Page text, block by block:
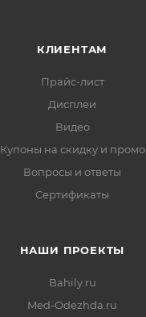
КЛИЕНТАМ
Прайс-лист
Дисплеи
Видео
Купоны на скидку и промо
Вопросы и ответы
Сертификаты
НАШИ ПРОЕКТЫ
Bahily.ru
Med-Odezhda.ru